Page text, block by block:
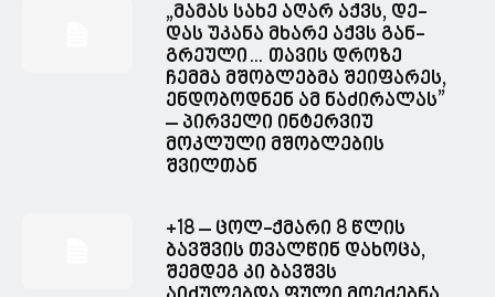
„მა­მას სახე აღარ აქვს, დე­
დას უკა­ნა მხა­რე აქვს გან­
გრე­უ­ლი… თავის დროზე
ჩემმა მშობლებმა შეიფარეს,
ენდობოდნენ ამ ნაძირალას”
– პირველი ინტერვიუ
მოკლული მშობლების
შვილთან
+18 – ცოლ-ქმარი 8 წლის
ბავშვის თვალწინ დახოცა,
შემდეგ კი ბავშვს